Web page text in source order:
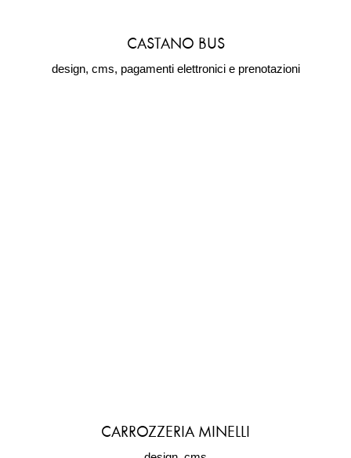
CASTANO BUS
design, cms, pagamenti elettronici e prenotazioni
CARROZZERIA MINELLI